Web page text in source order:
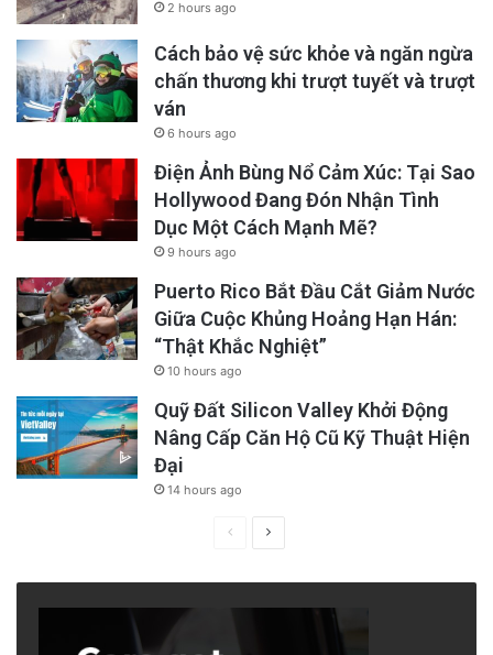
2 hours ago
Cách bảo vệ sức khỏe và ngăn ngừa
chấn thương khi trượt tuyết và trượt
ván
6 hours ago
Điện Ảnh Bùng Nổ Cảm Xúc: Tại Sao
Hollywood Đang Đón Nhận Tình
Dục Một Cách Mạnh Mẽ?
9 hours ago
Puerto Rico Bắt Đầu Cắt Giảm Nước
Giữa Cuộc Khủng Hoảng Hạn Hán:
“Thật Khắc Nghiệt”
10 hours ago
Quỹ Đất Silicon Valley Khởi Động
Nâng Cấp Căn Hộ Cũ Kỹ Thuật Hiện
Đại
14 hours ago
PreviousNext